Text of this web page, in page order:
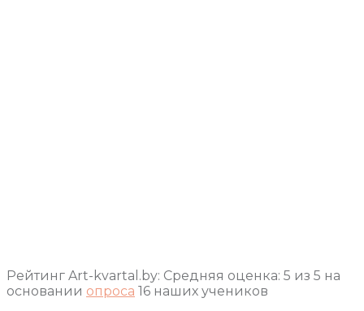
Рейтинг Art-kvartal.by: Средняя оценка: 5 из 5 на
основании опроса 16 наших учеников